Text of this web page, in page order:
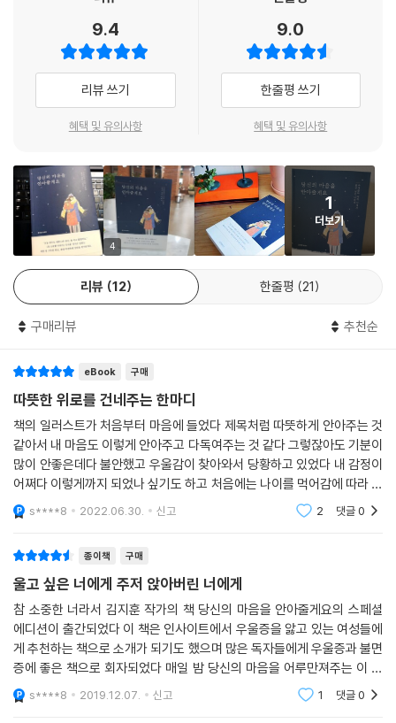
그런 당신에게 나는 이렇게 말해주고 싶어요. 변하지 말아요. 변해야할 것
은 지금도 이토록 찬란히 예쁜, 아름다이 반짝이는, 소중히 사랑스러운 당
신이 아니라, 그런 당신을 사랑하지 못하는 그 사람의 마음뿐이라고. 그러
니 변할 필요 없어요. 그 사람이 당신을 미워한다고 당신조차 당신의 있는
그대로를 저버린 채 다른 모습이 되고자 하는 거예요? 그러지 말아요. 만약
당신이 타인의 마음에 들기 위해 어떤 가면을 쓴다면, 당신에게조차 사랑
받지 못한 당신의 마음엔 평생 지워지지 않을 흉터가 남고 말 거예요. ---
좋은 인연을 오래도록 지속하는 사람을 봐 봐요. 너무나 다른 둘이지만 서
로를 이해하는 거예요. 서로의 다름을 존중하고 아껴주는 거예요. 상대방
의 있는 그대로를 바라보고 받아들이고 있는 거예요. 나에게 이런 사람이
되어주길 기대하고 바라기보다 나에게 이런 사람인 널 있는 그대로 소중히
여기는 거예요. 그렇게 서로의 부족함을 메워주어 불완전한 한 사람 한 사
람이 만나 완전한 하나를 만들어가고 있는 거예요. --- p.22
마 지나지 않아 그만두었잖아요. 지금껏 계속 그래온 거잖아요. 하지만 그
래선 안 돼요. 한 번을 해내지 못하면 영원히 해내지 못하는 거예요. 내일의
변화란 결코 존재하지 않는 거예요. 그러니 이를 악물어요. 오늘을 미루면,
내일의 오늘에도 미루는 당신이 될 거예요. 그렇게 평생을 해내지 못한 채
지난날을 후회만 하는 당신이 되고 말 거예요. --- p.94
그러니 아파도 무너지지 말 것.
다시 한 번 일어설 것.
나라서 여기까지라도 해낸 것.
해나갈 미래가 두렵다면
해내온 과거를 돌아볼 것.
잘 못한 내가 되는 것과
잘 해낸 내가 되는 것은
내 마음의 기준에 따라 정해지는 것임을. --- p.123
너무 걱정하지 말아요. 너무 조급해하지 말아요. 애쓰지 말아요. 그동안 얼
아준다. 그렇게 누구에게도 털어놓지 못해 끙끙 앓아왔던 내 마음을 위로
해주고 안아준다. 또한 위로에서만 그치지 않고 더 나아가 더 행복한 삶을
살아가기 위한 조언을 따갑고 차갑지 않게, 따뜻하고 예쁜 말들로 해주기
에 거부감 없이 위로받으며 더욱 성숙한 마음을 찾아가게 해준다. 특히 밤
에 잠을 잘 못자는 독자들 사이에서 유명해진 이 책은 밤을 달래주는 책, 또
위해 밤낮으로 고민하고 그 두꺼운 진심을 담은 작가의 노력으로 인해 가
능한 일이 아닐까. 지금 울고 싶은 당신에게, 주저 앉아버리고 싶은 당신에
게, 이 책을 권한다.
9.4
리뷰 쓰기
혜택 및 유의사항
9.0
한줄평 쓰기
혜택 및 유의사항
4
1
더보기
리뷰 12 한줄평 21
구매리뷰 추천순
eBook 구매
따뜻한 위로를 건네주는 한마디
책의 일러스트가 처음부터 마음에 들었다 제목처럼 따뜻하게 안아주는 것
같아서 내 마음도 이렇게 안아주고 다독여주는 것 같다 그렇잖아도 기분이
많이 안좋은데다 불안했고 우울감이 찾아와서 당황하고 있었다 내 감정이
어쩌다 이렇게까지 되었나 싶기도 하고 처음에는 나이를 먹어감에 따라 외
로워서 그런가 싶었는데 그건 또 아니었다 아무래도 갑작스레 남친과의 이
별에 당황하기
s****8 2022.06.30. 신고 2 댓글0
종이책 구매
울고 싶은 너에게 주저 앉아버린 너에게
참 소중한 너라서 김지훈 작가의 책 당신의 마음을 안아줄게요의 스페셜
에디션이 출간되었다 이 책은 인사이트에서 우울증을 앓고 있는 여성들에
게 추천하는 책으로 소개가 되기도 했으며 많은 독자들에게 우울증과 불면
증에 좋은 책으로 회자되었다 매일 밤 당신의 마음을 어루만져주는 이 책
은 힘내 라는 뻔한 위로가 아니라 힘들지 라고 물어봐주며 그 누구에게도
털어놓지 못해 아팠
s****8 2019.12.07. 신고 1 댓글0